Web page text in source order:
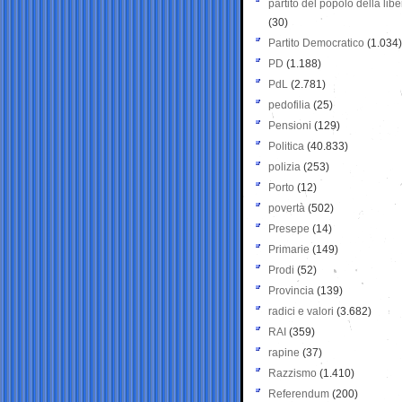
partito del popolo della
(30)
Partito Democratico (1.034)
PD (1.188)
PdL (2.781)
pedofilia (25)
Pensioni (129)
Politica (40.833)
polizia (253)
Porto (12)
povertà (502)
Presepe (14)
Primarie (149)
Prodi (52)
Provincia (139)
radici e valori (3.682)
RAI (359)
rapine (37)
Razzismo (1.410)
Referendum (200)